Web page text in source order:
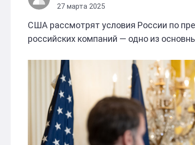
27 марта 2025
США рассмотрят условия России по
российских компаний — одно из